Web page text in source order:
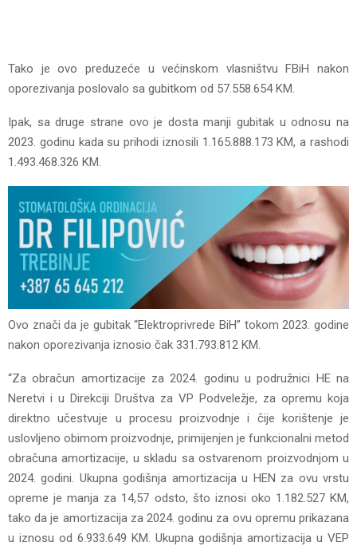
Tako je ovo preduzeće u većinskom vlasništvu FBiH nakon
oporezivanja poslovalo sa gubitkom od 57.558.654 KM.
Ipak, sa druge strane ovo je dosta manji gubitak u odnosu na
2023. godinu kada su prihodi iznosili 1.165.888.173 KM, a rashodi
1.493.468.326 KM.
Ovo znači da je gubitak “Elektroprivrede BiH” tokom 2023. godine
nakon oporezivanja iznosio čak 331.793.812 KM.
“Za obračun amortizacije za 2024. godinu u podružnici HE na
Neretvi i u Direkciji Društva za VP Podveležje, za opremu koja
direktno učestvuje u procesu proizvodnje i čije korištenje je
uslovljeno obimom proizvodnje, primijenjen je funkcionalni metod
obračuna amortizacije, u skladu sa ostvarenom proizvodnjom u
2024. godini. Ukupna godišnja amortizacija u HEN za ovu vrstu
opreme je manja za 14,57 odsto, što iznosi oko 1.182.527 KM,
tako da je amortizacija za 2024. godinu za ovu opremu prikazana
u iznosu od 6.933.649 KM. Ukupna godišnja amortizacija u VEP